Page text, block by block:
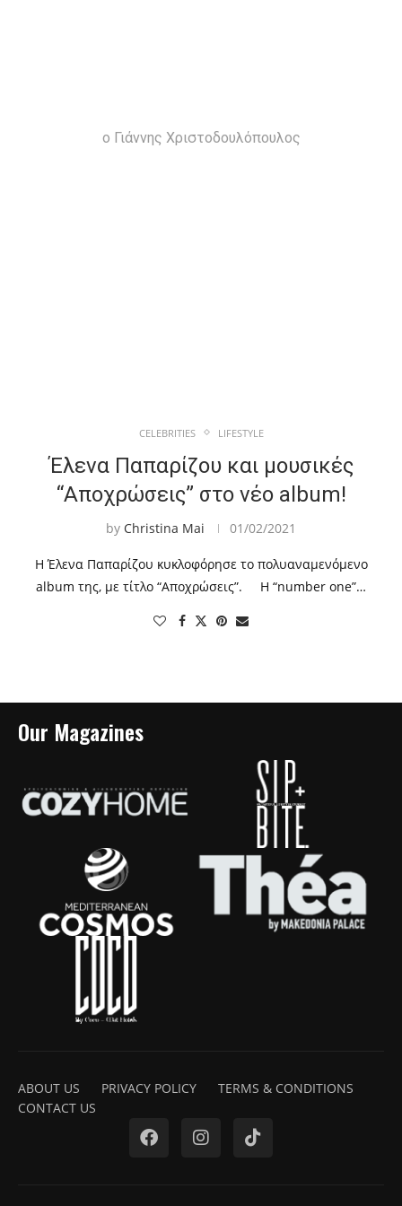
ο Γιάννης Χριστοδουλόπουλος
CELEBRITIES LIFESTYLE
Έλενα Παπαρίζου και μουσικές
“Αποχρώσεις” στο νέο album!
by Christina Mai 01/02/2021
Η Έλενα Παπαρίζου κυκλοφόρησε το πολυαναμενόμενο
album της, με τίτλο “Αποχρώσεις”. Η “number one”…
Our Magazines
ABOUT US PRIVACY POLICY
TERMS & CONDITIONS
CONTACT US